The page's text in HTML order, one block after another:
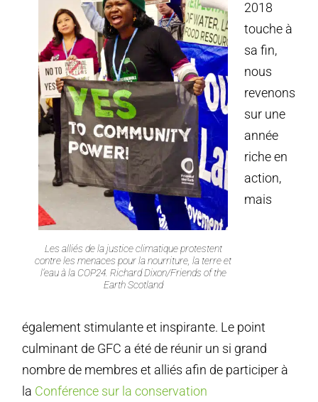
Les alliés de la justice climatique protestent
contre les menaces pour la nourriture, la terre et
l’eau à la COP24. Richard Dixon/Friends of the
Earth Scotland
2018
touche à
sa fin,
nous
revenons
sur une
année
riche en
action,
mais
également stimulante et inspirante. Le point
culminant de GFC a été de réunir un si grand
nombre de membres et alliés afin de participer à
la Conférence sur la conservation